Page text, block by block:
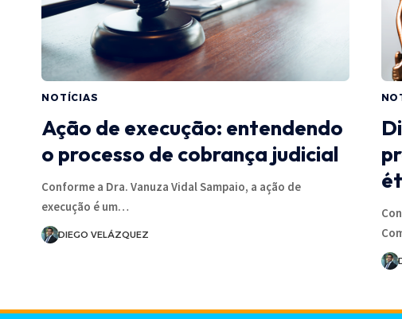
NOTÍCIAS
Ação de execução: entendendo
o processo de cobrança judicial
Conforme a Dra. Vanuza Vidal Sampaio, a ação de
execução é um…
DIEGO VELÁZQUEZ